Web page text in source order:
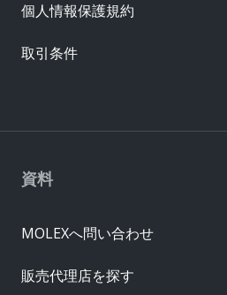
資料
MOLEXへ問い合わせ
販売代理店を探す
個人情報保護規約
取引条件